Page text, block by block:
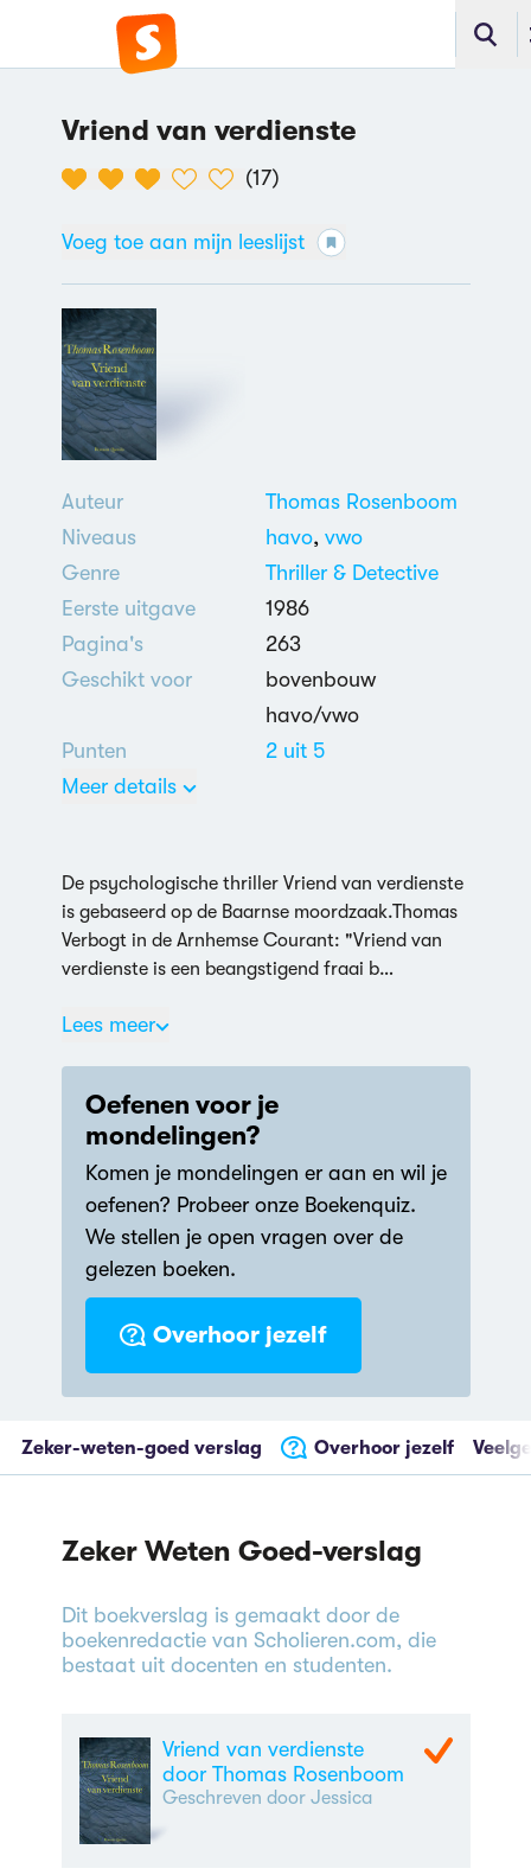
Vriend van verdienste
(17)
Voeg toe aan mijn leeslijst
Auteur
Thomas Rosenboom
Niveaus
havo, vwo
Genre
Thriller & Detective
Eerste uitgave
1986
Pagina's
263
Geschikt voor
bovenbouw
havo/vwo
Punten
2 uit 5
Meer details
De psychologische thriller Vriend van verdienste
is gebaseerd op de Baarnse moordzaak.Thomas
Verbogt in de Arnhemse Courant: "Vriend van
verdienste is een beangstigend fraai b…
Lees meer
Oefenen voor je
mondelingen?
Komen je mondelingen er aan en wil je
oefenen? Probeer onze Boekenquiz.
We stellen je open vragen over de
gelezen boeken.
Overhoor jezelf
Zeker-weten-goed verslag Overhoor jezelf
Zeker Weten Goed-verslag
Dit boekverslag is gemaakt door de
boekenredactie van Scholieren.com, die
bestaat uit docenten en studenten.
Vriend van verdienste
door Thomas Rosenboom
Geschreven door Jessica